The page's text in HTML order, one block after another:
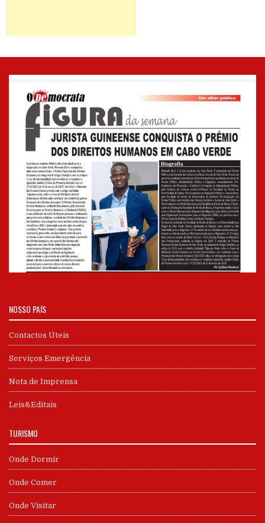
NOSSO PAÍS
Contactos Úteis
Serviços Emergência
Nota de Imprensa
Leis&Editais
TURISMO
Onde Dormir
Onde Comer
Onde Visitar